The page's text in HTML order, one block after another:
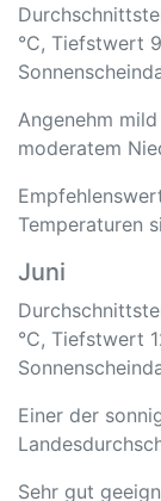
°C, Tiefstwert
Angenehm
moderatem
Temperaturen
Juni
°C, Tiefstwert
Einer der
Sehr gut